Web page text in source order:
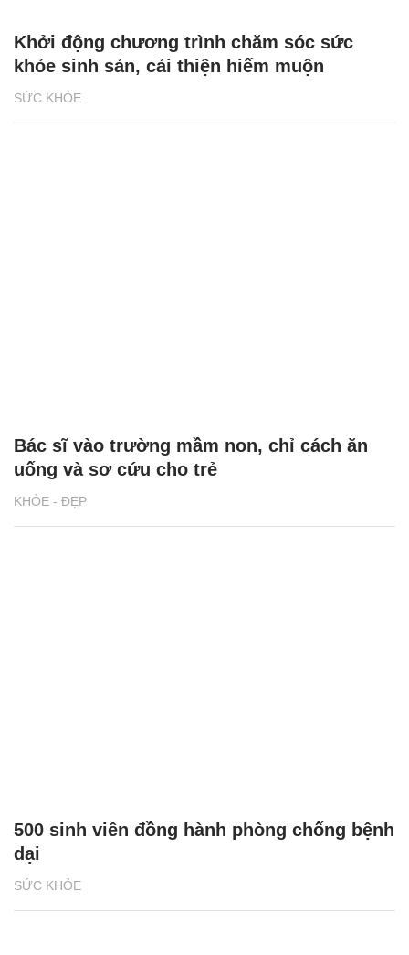
SỨC KHỎE
Khởi động chương trình chăm sóc sức
khỏe sinh sản, cải thiện hiếm muộn
KHỎE - ĐẸP
Bác sĩ vào trường mầm non, chỉ cách ăn
uống và sơ cứu cho trẻ
SỨC KHỎE
500 sinh viên đồng hành phòng chống bệnh
dại